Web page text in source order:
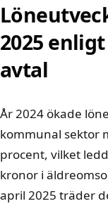
2025
avtal
År 2024 ökade
kommunal sektor
procent, vilket
kronor i
april 2025 träder